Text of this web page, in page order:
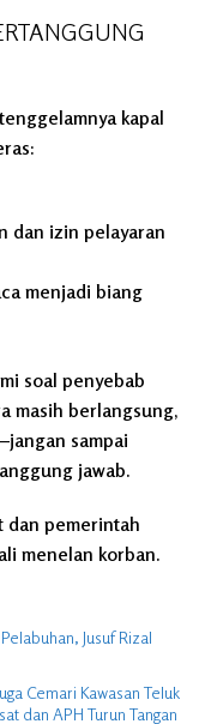
kapal
dan izin pelayaran
menjadi biang
soal penyebab
masih berlangsung,
sampai
jawab.
dan pemerintah
menelan korban.
Jusuf Rizal
Cemari Kawasan Teluk
dan APH Turun Tangan